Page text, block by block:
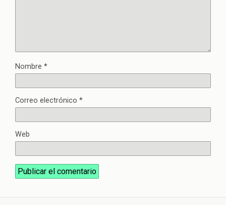
Nombre *
Correo electrónico *
Web